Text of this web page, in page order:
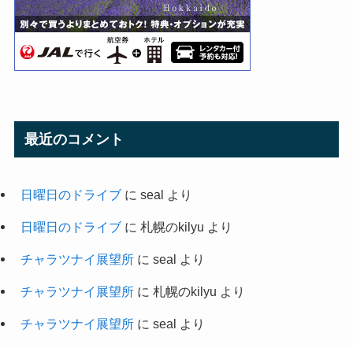
最近のコメント
日曜日のドライブに seal より
日曜日のドライブに 札幌のkilyu より
チャラツナイ展望所に seal より
チャラツナイ展望所に 札幌のkilyu より
チャラツナイ展望所に seal より